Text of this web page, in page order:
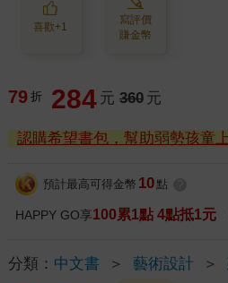
喜歡+1
寫評價
賺金幣
79 折 284 元 360 元
認購希望書包，幫助弱勢孩童
預計最高可得金幣 10 點
HAPPY GO享100累1點 4點抵1元
分類： 中文書 ＞ 藝術設計 ＞